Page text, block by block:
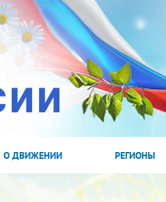
О ДВИЖЕНИИ РЕГИОНЫ